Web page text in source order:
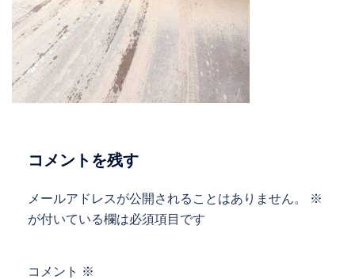
コメントを残す
メールアドレスが公開されることはありません。
※
が付いている欄は必須項目です
コメント ※